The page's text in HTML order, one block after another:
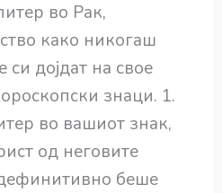
во Рак,
како никогаш
си дојдат на свое
знаци. 1.
во вашиот знак,
од неговите
беше